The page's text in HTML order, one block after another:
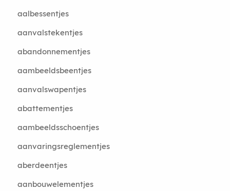
aalbessentjes
aanvalstekentjes
abandonnementjes
aambeeldsbeentjes
aanvalswapentjes
abattementjes
aambeeldsschoentjes
aanvaringsreglementjes
aberdeentjes
aanbouwelementjes